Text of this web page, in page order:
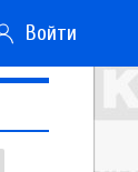
Войти